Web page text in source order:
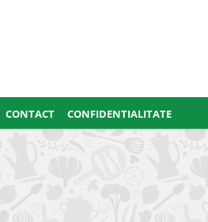
CONTACT CONFIDENTIALITATE